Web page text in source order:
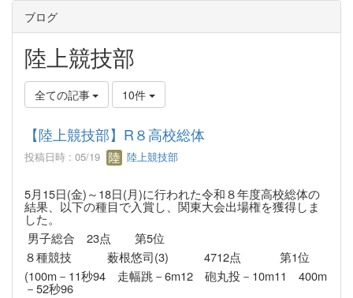
ブログ
陸上競技部
全ての記事 10件
【陸上競技部】R８高校総体
投稿日時 : 05/19 陸上競技部
5月15日(金)～18日(月)に行われた令和８年度高校総体の
結果、以下の種目で入賞し、関東大会出場権を獲得し ま
した。
男子総合 23点 第5位
８種競技 薮根悠司(3) 4712点 第1位
(100m－11秒94 走幅跳－6m12 砲丸投－10m11 400m
－52秒96